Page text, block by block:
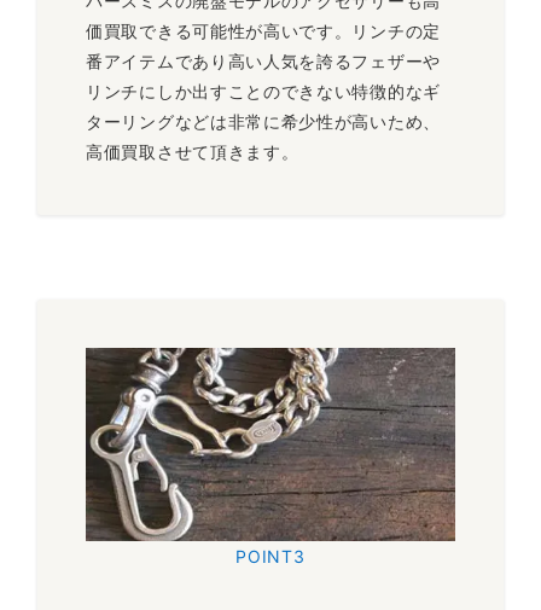
価買取できる可能性が高いです。リンチの定
番アイテムであり高い人気を誇るフェザーや
リンチにしか出すことのできない特徴的なギ
ターリングなどは非常に希少性が高いため、
高価買取させて頂きます。
POINT3